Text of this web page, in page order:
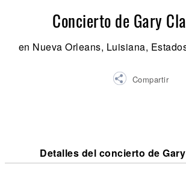
Concierto de Gary
en Nueva Orleans, Luisiana,
Compartir
Detalles del concierto de